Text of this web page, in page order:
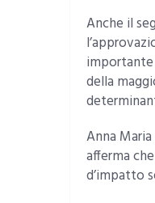
Anche il
importante
della
Anna
afferma
d’impatto